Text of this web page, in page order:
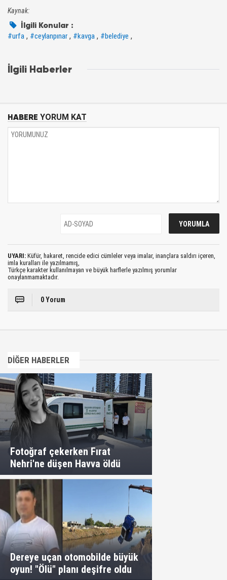
Kaynak:
İlgili Konular :
#urfa , #ceylanpınar , #kavga , #belediye ,
İlgili Haberler
HABERE YORUM KAT
UYARI: Küfür, hakaret, rencide edici cümleler veya imalar, inançlara saldırı içeren,
imla kuralları ile yazılmamış,
Türkçe karakter kullanılmayan ve büyük harflerle yazılmış yorumlar
onaylanmamaktadır.
0 Yorum
DİĞER HABERLER
Fotoğraf çekerken Fırat
Nehri'ne düşen Havva öldü
Dereye uçan otomobilde büyük
oyun! "Ölü" planı deşifre oldu